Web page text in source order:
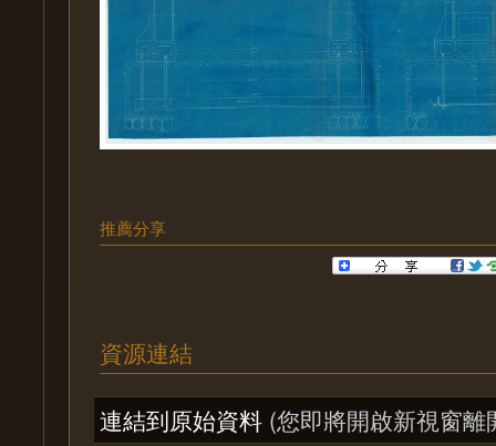
推薦分享
資源連結
連結到原始資料 (您即將開啟新視窗離